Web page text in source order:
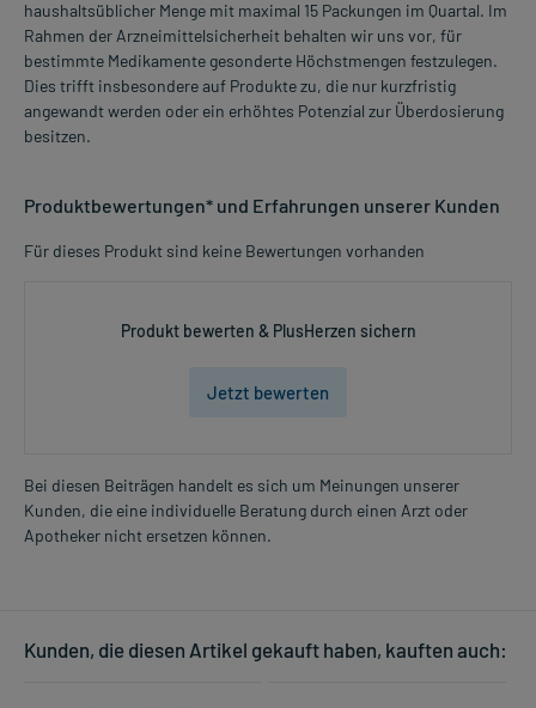
haushaltsüblicher Menge mit maximal 15 Packungen im Quartal. Im
Rahmen der Arzneimittelsicherheit behalten wir uns vor, für
bestimmte Medikamente gesonderte Höchstmengen festzulegen.
Dies trifft insbesondere auf Produkte zu, die nur kurzfristig
angewandt werden oder ein erhöhtes Potenzial zur Überdosierung
besitzen.
Produktbewertungen* und Erfahrungen unserer Kunden
Für dieses Produkt sind keine Bewertungen vorhanden
Produkt bewerten & PlusHerzen sichern
Jetzt bewerten
Bei diesen Beiträgen handelt es sich um Meinungen unserer
Kunden, die eine individuelle Beratung durch einen Arzt oder
Apotheker nicht ersetzen können.
Kunden, die diesen Artikel gekauft haben, kauften auch: